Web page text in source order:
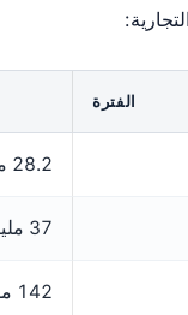
الفترة
28.2 مليار دولار
37 مليار دولار
142 مليار درهم